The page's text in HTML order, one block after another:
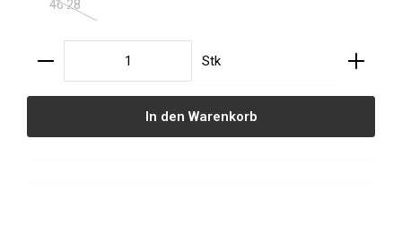
46 28(Diese Option ist zurzeit nicht verfügbar.)
Produkt Anzahl: Gib den gewünschten Wert ein
Stk
In den Warenkorb